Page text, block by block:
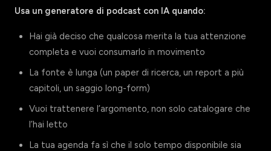
Usa un generatore di podcast con IA quando:
Hai già deciso che qualcosa merita la tua attenzione
completa e vuoi consumarlo in movimento
La fonte è lunga (un paper di ricerca, un report a più
capitoli, un saggio long-form)
Vuoi trattenere l’argomento, non solo catalogare che
l’hai letto
La tua agenda fa sì che il solo tempo disponibile sia